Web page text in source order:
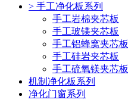
> 手工净化板系列
手工岩棉夹芯板
手工玻镁夹芯板
手工铝蜂窝夹芯板
手工硅岩夹芯板
手工硫氧镁夹芯板
机制净化板系列
净化门窗系列